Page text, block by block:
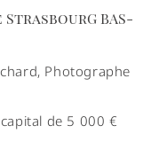
StrasbourG BAS-
Photographe
de 5 000 €